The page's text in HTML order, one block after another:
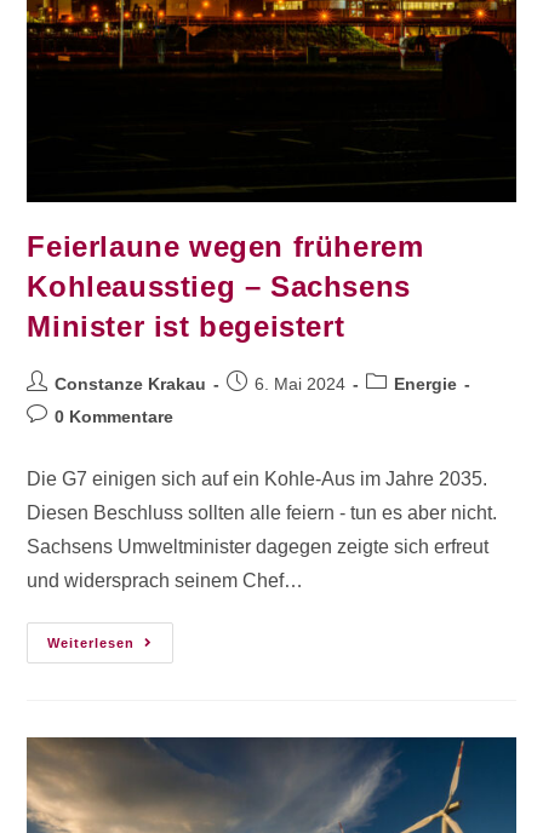
Feierlaune wegen früherem
Kohleausstieg – Sachsens
Minister ist begeistert
Constanze Krakau 6. Mai 2024
Energie
0 Kommentare
Die G7 einigen sich auf ein Kohle-Aus im Jahre 2035.
Diesen Beschluss sollten alle feiern - tun es aber nicht.
Sachsens Umweltminister dagegen zeigte sich erfreut
und widersprach seinem Chef…
Weiterlesen